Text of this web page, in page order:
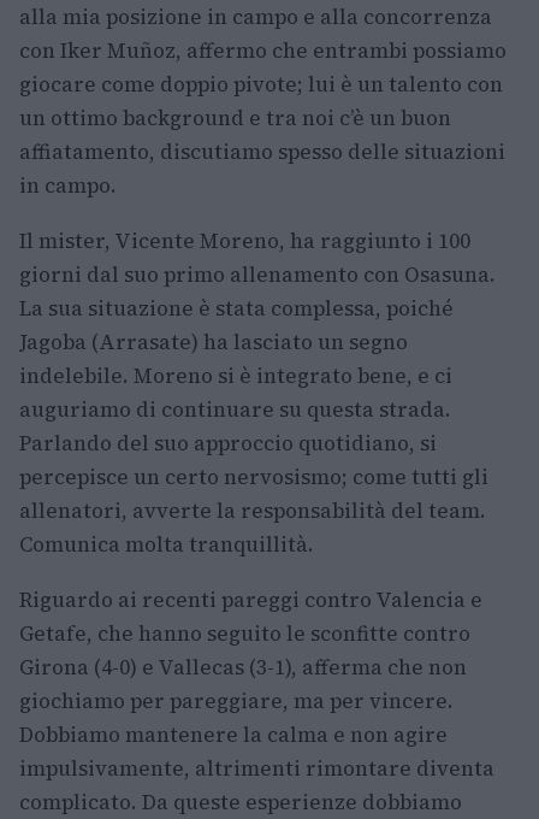
alla mia posizione in campo e alla concorrenza
con Iker Muñoz, affermo che entrambi possiamo
giocare come doppio pivote; lui è un talento con
un ottimo background e tra noi c’è un buon
affiatamento, discutiamo spesso delle situazioni
in campo.
Il mister, Vicente Moreno, ha raggiunto i 100
giorni dal suo primo allenamento con Osasuna.
La sua situazione è stata complessa, poiché
Jagoba (Arrasate) ha lasciato un segno
indelebile. Moreno si è integrato bene, e ci
auguriamo di continuare su questa strada.
Parlando del suo approccio quotidiano, si
percepisce un certo nervosismo; come tutti gli
allenatori, avverte la responsabilità del team.
Comunica molta tranquillità.
Riguardo ai recenti pareggi contro Valencia e
Getafe, che hanno seguito le sconfitte contro
Girona (4-0) e Vallecas (3-1), afferma che non
giochiamo per pareggiare, ma per vincere.
Dobbiamo mantenere la calma e non agire
impulsivamente, altrimenti rimontare diventa
complicato. Da queste esperienze dobbiamo